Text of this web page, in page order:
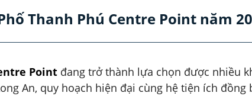
Thanh Phú Centre Point năm
Point đang trở thành lựa chọn được nhiều
An, quy hoạch hiện đại cùng hệ tiện ích đồng